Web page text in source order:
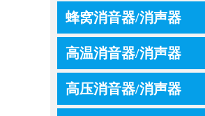
蜂窝消音器/消声器
高温消音器/消声器
高压消音器/消声器